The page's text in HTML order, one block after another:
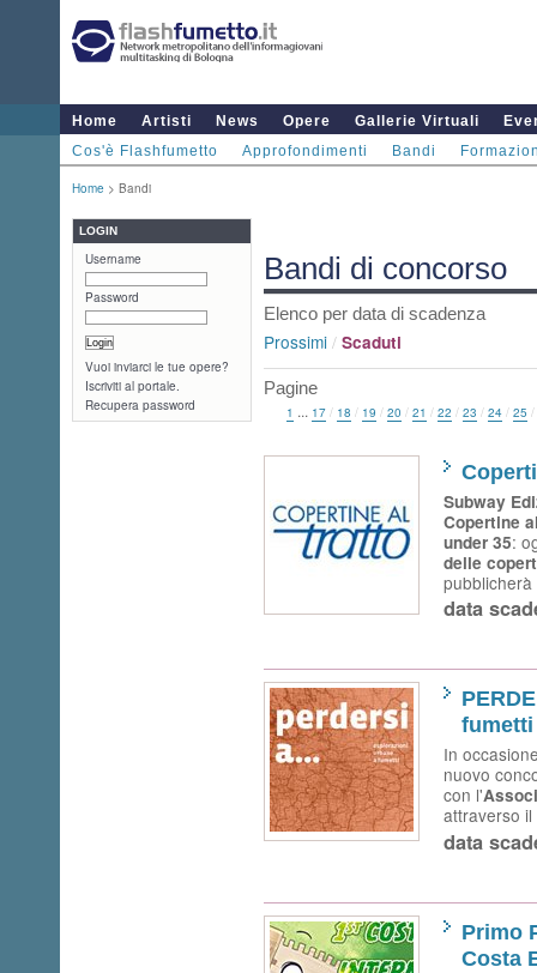
Home Artisti News Opere Gallerie Virtuali
Cos'è Flashfumetto
Approfondimenti Bandi
Home > Bandi
LOGIN
Username
Password
Vuoi inviarci le tue opere?
Iscriviti al portale.
Recupera password
Bandi di concorso
Elenco per data di scadenza
Prossimi / Scaduti
Pagine
1 ... 17 / 18 / 19 / 20 / 21 / 22 / 23 / 24 / 25 /
Subway
Copertine
under 35:
delle
data
fumetti
In
nuovo
con l'
attraverso il
data
Primo
Costa